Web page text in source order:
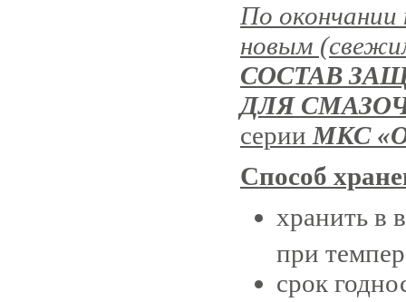
По окончании
новым
СОСТАВ
ДЛЯ
серии МКС
Способ
хранить в
при
срок